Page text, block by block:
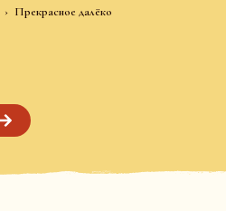
Прекрасное далëко